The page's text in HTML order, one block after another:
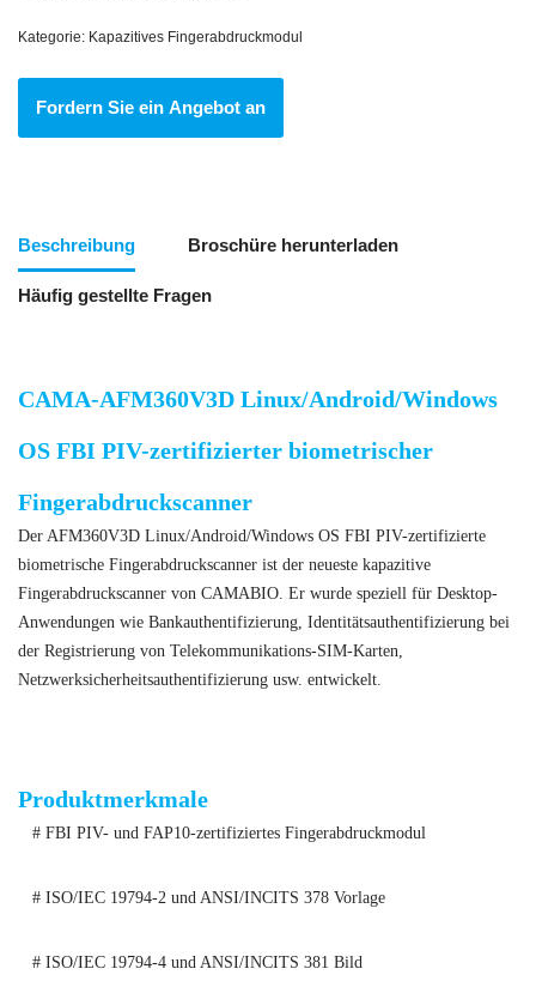
Kategorie: Kapazitives Fingerabdruckmodul
Fordern Sie ein Angebot an
Beschreibung Broschüre herunterladen
Häufig gestellte Fragen
CAMA-AFM360V3D Linux/Android/Windows
OS FBI PIV-zertifizierter biometrischer
Fingerabdruckscanner
Der AFM360V3D Linux/Android/Windows OS FBI PIV-zertifizierte
biometrische Fingerabdruckscanner ist der neueste kapazitive
Fingerabdruckscanner von CAMABIO. Er wurde speziell für Desktop-
Anwendungen wie Bankauthentifizierung, Identitätsauthentifizierung bei
der Registrierung von Telekommunikations-SIM-Karten,
Netzwerksicherheitsauthentifizierung usw. entwickelt.
Produktmerkmale
# FBI PIV- und FAP10-zertifiziertes Fingerabdruckmodul
# ISO/IEC 19794-2 und ANSI/INCITS 378 Vorlage
# ISO/IEC 19794-4 und ANSI/INCITS 381 Bild